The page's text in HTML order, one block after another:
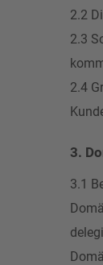
2.2
2.3
2.4
3.
3.1